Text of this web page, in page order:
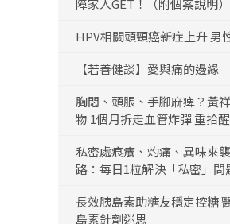
障家人GET！（附個案說明）
HPV相關頭頸癌新症上升 男
【若善健談】愛與痛的邊緣
胸悶、頭脹、手腳麻痺？黃
物 1個月拆走血管炸彈 重拾
私密處痕癢、灼痛、異味來
路：每日1粒解決「私密」問
長效胰島素助糖友穩定控糖
島素針劑迷思